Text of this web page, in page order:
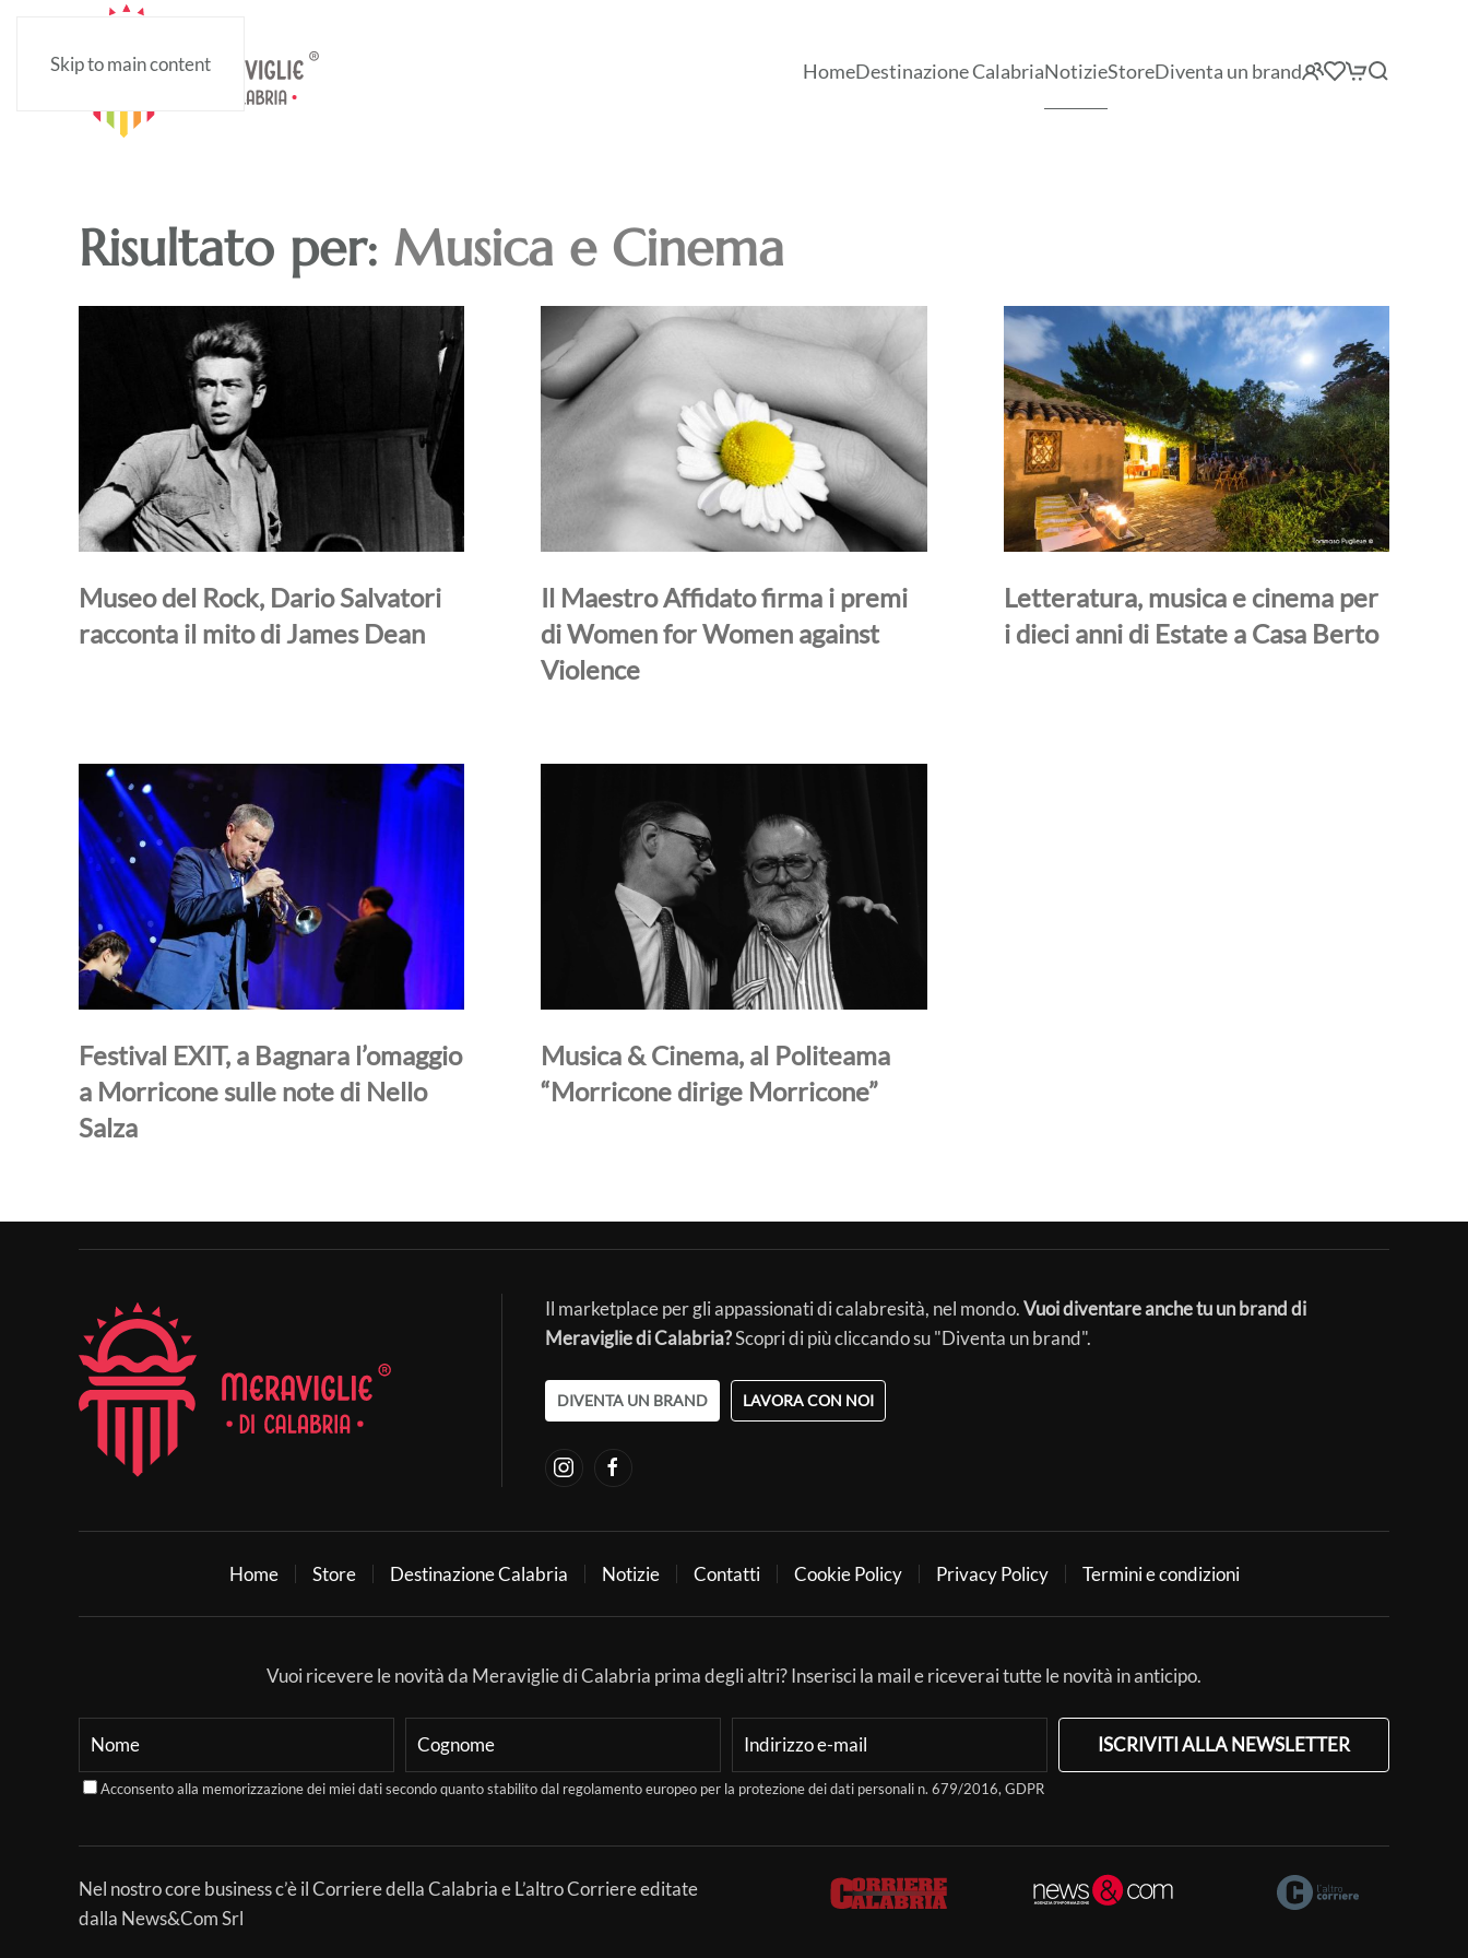
Skip to main content HomeDestinazione CalabriaNotizieStoreDiventa un brand
Risultato per: Musica e Cinema
Museo del Rock, Dario Salvatori
racconta il mito di James Dean
Il Maestro Affidato firma i premi
di Women for Women against
Violence
Letteratura, musica e cinema per
i dieci anni di Estate a Casa Berto
Festival EXIT, a Bagnara l’omaggio
a Morricone sulle note di Nello
Salza
Musica & Cinema, al Politeama
“Morricone dirige Morricone”
Il marketplace per gli appassionati di calabresità, nel mondo.Vuoi diventare anche tu un brand di
Meraviglie di Calabria?Scopri di più cliccando su "Diventa un brand".
DIVENTA UN BRAND LAVORA CON NOI
Home Store Destinazione Calabria Notizie Contatti Cookie Policy Privacy Policy Termini e condizioni
Vuoi ricevere le novità da Meraviglie di Calabria prima degli altri? Inserisci la mail e riceverai tutte le novità in anticipo.
ISCRIVITI ALLA NEWSLETTER
Acconsento alla memorizzazione dei miei dati secondo quanto stabilito dal regolamento europeo per la protezione dei dati personali n. 679/2016, GDPR
Nel nostro core business c’è il Corriere della Calabria e L’altro Corriere editate
dalla News&Com Srl